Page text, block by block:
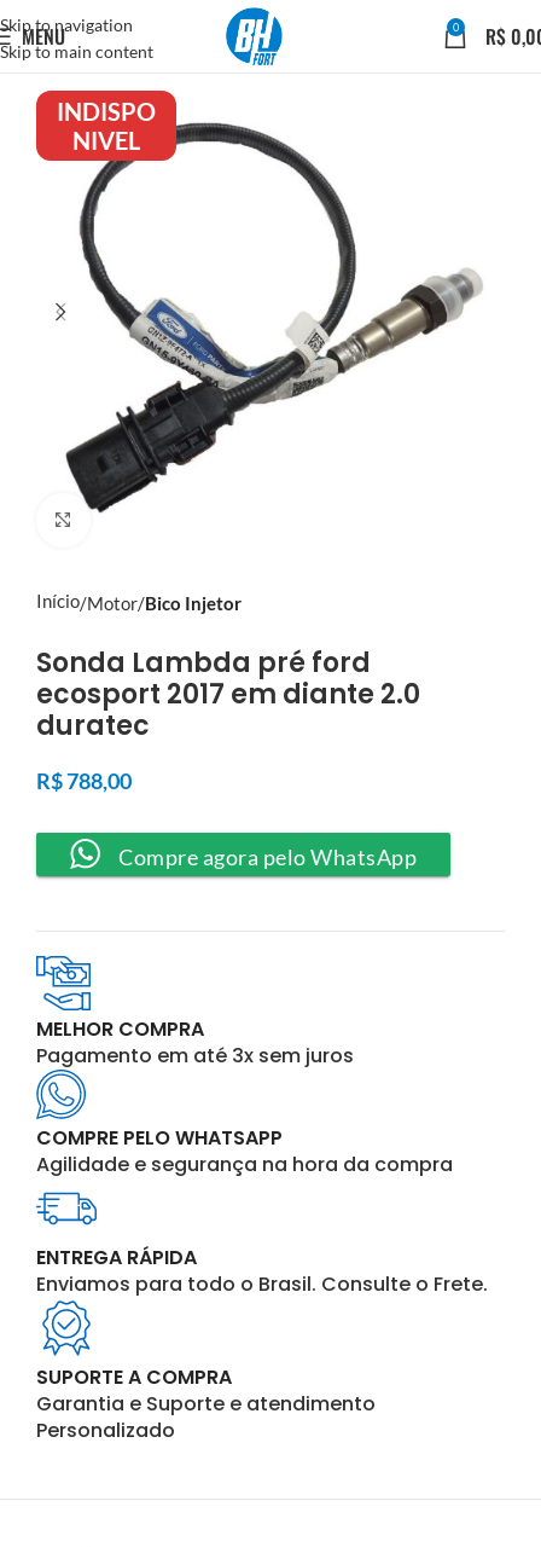
Skip to navigation
Skip to main content
MENU 0 R$
INDISPO
NIVEL
Click to enlarge
Início Motor Bico Injetor
Sonda Lambda pré ford
ecosport 2017 em diante 2.0
duratec
R$788,00
Compre agora pelo WhatsApp
MELHOR COMPRA
Pagamento em até 3x sem juros
COMPRE PELO WHATSAPP
Agilidade e segurança na hora da compra
ENTREGA RÁPIDA
Enviamos para todo o Brasil. Consulte o Frete.
SUPORTE A COMPRA
Garantia e Suporte e atendimento
Personalizado